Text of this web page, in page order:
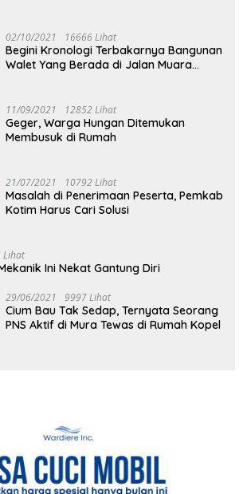
02/10/2021 16666 Lihat
Begini Kronologi Terbakarnya Bangunan
Walet Yang Berada di Jalan Muara
11/09/2021 12852 Lihat
Geger, Warga Hungan Ditemukan
Membusuk di Rumah
21/07/2021 10792 Lihat
Masalah di Penerimaan Peserta, Pemkab
Kotim Harus Cari Solusi
Lihat
Ini Nekat Gantung Diri
29/06/2021 9997 Lihat
Cium Bau Tak Sedap, Ternyata Seorang
PNS Aktif di Mura Tewas di Rumah Kopel